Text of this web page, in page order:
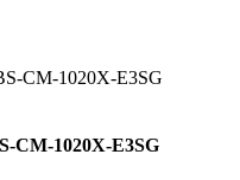
CM-1020X-E3SG